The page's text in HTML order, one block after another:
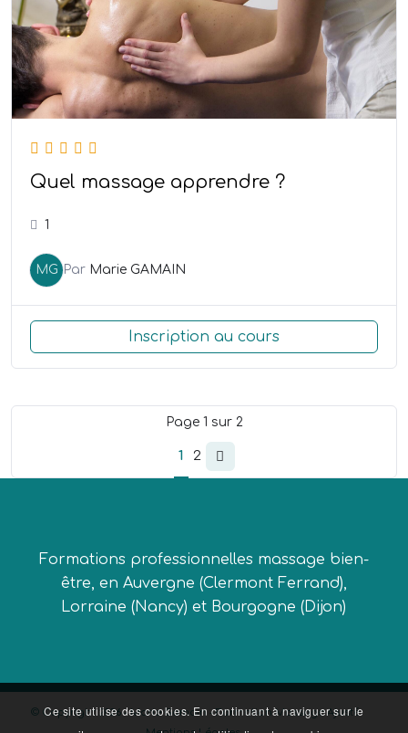
Quel massage apprendre ?
1
MG Par Marie GAMAIN
Inscription au cours
Page 1 sur 2
1 2
Formations professionnelles massage bien-
être, en Auvergne (Clermont Ferrand),
Lorraine (Nancy) et Bourgogne (Dijon)
© Copyright 2026 - Marie Gamain - Formation Massage Ajusté
Ce site utilise des cookies. En continuant à naviguer sur le